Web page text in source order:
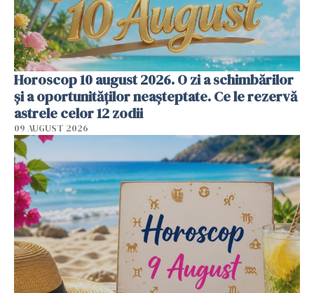
Horoscop 10 august 2026. O zi a schimbărilor
și a oportunităților neașteptate. Ce le rezervă
astrele celor 12 zodii
09 AUGUST 2026